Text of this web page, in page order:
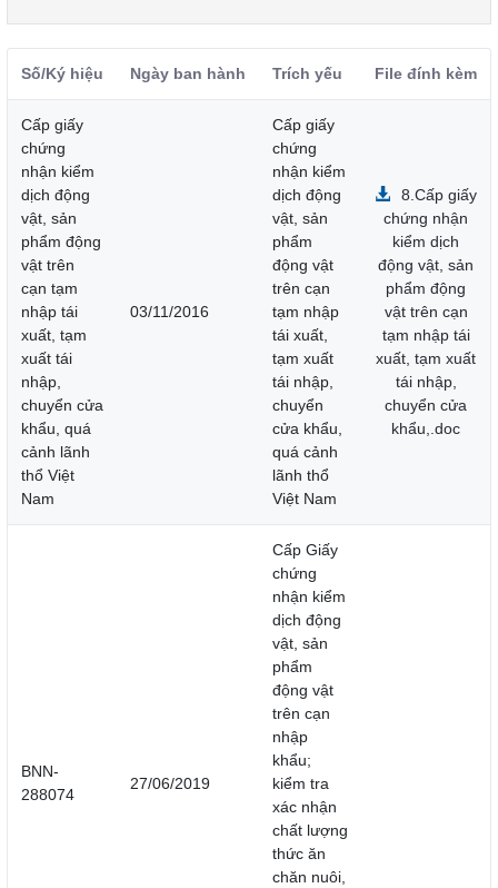
Số/Ký hiệu Ngày ban hành Trích yếu File đính kèm
Cấp giấy
chứng
nhận kiểm
dịch động
vật, sản
phẩm động
vật trên
cạn tạm
nhập tái
xuất, tạm
xuất tái
nhập,
chuyển cửa
khẩu, quá
cảnh lãnh
thổ Việt
Nam
03/11/2016
Cấp giấy
chứng
nhận kiểm
dịch động
vật, sản
phẩm
động vật
trên cạn
tạm nhập
tái xuất,
tạm xuất
tái nhập,
chuyển
cửa khẩu,
quá cảnh
lãnh thổ
Việt Nam
8.Cấp giấy
chứng nhận
kiểm dịch
động vật, sản
phẩm động
vật trên cạn
tạm nhập tái
xuất, tạm xuất
tái nhập,
chuyển cửa
khẩu,.doc
BNN-
288074
27/06/2019
Cấp Giấy
chứng
nhận kiểm
dịch động
vật, sản
phẩm
động vật
trên cạn
nhập
khẩu;
kiểm tra
xác nhận
chất lượng
thức ăn
chăn nuôi,